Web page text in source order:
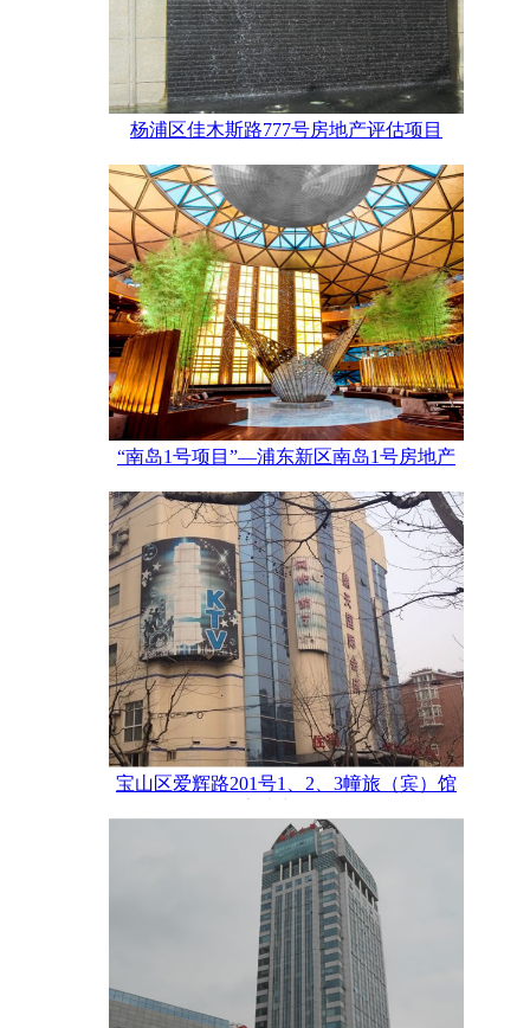
杨浦区佳木斯路777号房地产评估项目
“南岛1号项目”—浦东新区南岛1号房地产
宝山区爱辉路201号1、2、3幢旅（宾）馆